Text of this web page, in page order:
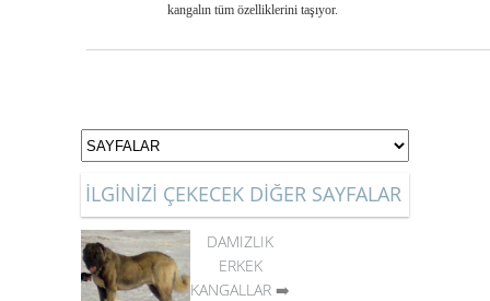
kangalın tüm özelliklerini taşıyor.
İLGİNİZİ ÇEKECEK DİĞER SAYFALAR
DAMIZLIK
ERKEK
KANGALLAR ➡️